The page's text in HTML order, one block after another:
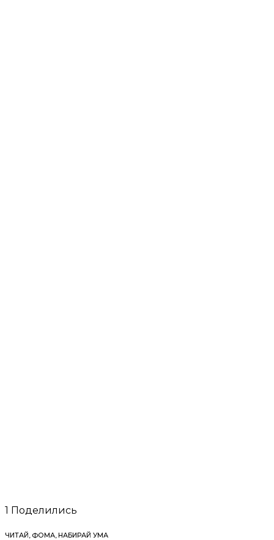
1 Поделились
ЧИТАЙ, ФОМА, НАБИРАЙ УМА